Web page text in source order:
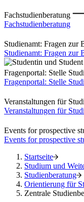
Fachstudienberatung
Fachstudienberatung
Studienamt: Fragen zur
Studienamt: Fragen zur
Fragenportal: Stelle
Fragenportal: Stelle
Veranstaltungen für
Veranstaltungen für
Events for prospective
Events for prospective
Startseite
Studium und
Studienberatung
Orientierung für
Zentrale